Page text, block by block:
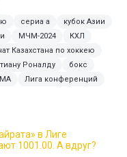
сериа а
кубок Азии
МЧМ-2024
КХЛ
Казахстана по хоккею
Роналду
бокс
Лига конференций
в Лиге
1001.00. А вдруг?